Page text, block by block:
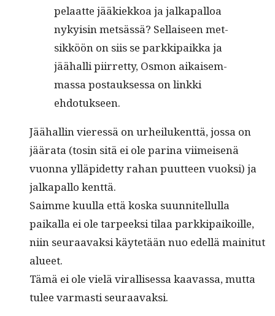
pelaat­te jääkiekkoa ja jalka­pal­loa
nyky­isin met­sässä? Sel­l­aiseen met­
sikköön on siis se parkkipaik­ka ja
jäähal­li piir­ret­ty, Osmon aikaisem­
mas­sa postauk­ses­sa on link­ki
ehdotukseen.
Jäähallin vier­essä on urheilukent­tä, jos­sa on
jäära­ta (tosin sitä ei ole pari­na viimeisenä
vuon­na ylläpi­det­ty rahan puut­teen vuok­si) ja
jalka­pal­lo kenttä.
Saimme kuul­la että kos­ka suun­nitel­lul­la
paikalla ei ole tarpeek­si tilaa parkkipaikoille,
niin seu­raavak­si käytetään nuo edel­lä maini­tut
alueet.
Tämä ei ole vielä viral­lises­sa kaavas­sa, mut­ta
tulee var­masti seuraavaksi.